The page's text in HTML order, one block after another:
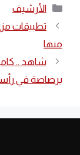
التصنيفات
الأرشيف
منها
شاهد ..
برصاصة في